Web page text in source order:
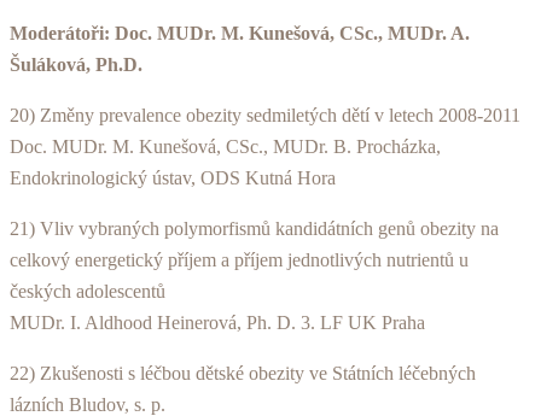
Moderátoři: Doc. MUDr. M. Kunešová, CSc., MUDr. A.
Šuláková, Ph.D.
20) Změny prevalence obezity sedmiletých dětí v letech 2008-2011
Doc. MUDr. M. Kunešová, CSc., MUDr. B. Procházka,
Endokrinologický ústav, ODS Kutná Hora
21) Vliv vybraných polymorfismů kandidátních genů obezity na
celkový energetický příjem a příjem jednotlivých nutrientů u
českých adolescentů
MUDr. I. Aldhood Heinerová, Ph. D. 3. LF UK Praha
22) Zkušenosti s léčbou dětské obezity ve Státních léčebných
lázních Bludov, s. p.